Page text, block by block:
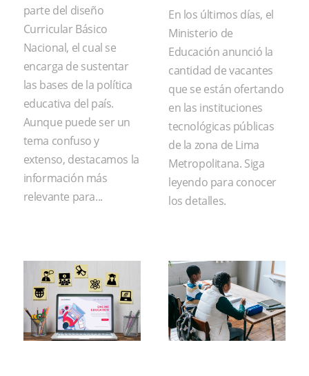
parte del diseño
Curricular Básico
Nacional, el cual se
encarga de sustentar
las bases de la política
educativa del país.
Aunque puede ser un
tema confuso y
extenso, destacamos la
información más
relevante para...
En los últimos días, el
Ministerio de
Educación anunció la
cantidad de vacantes
que se están ofertando
en las instituciones
tecnológicas públicas
de la zona de Lima
Metropolitana. Siga
leyendo para conocer
los detalles.